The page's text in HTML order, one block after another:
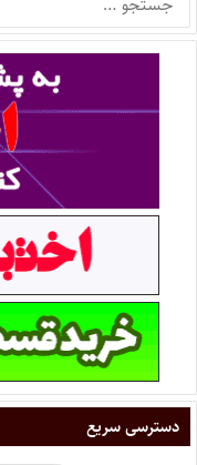
دسترسی سریع